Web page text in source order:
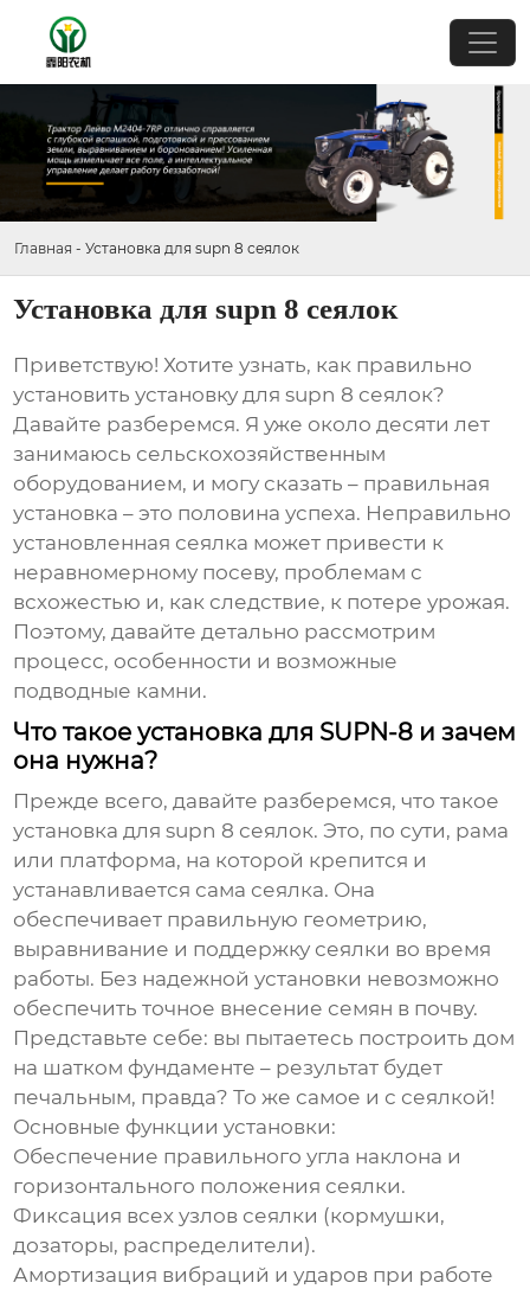
Главная - Установка для supn 8 сеялок
Установка для supn 8 сеялок
Приветствую! Хотите узнать, как правильно
установитьустановку для supn 8 сеялок?
Давайте разберемся. Я уже около десяти лет
занимаюсь сельскохозяйственным
оборудованием, и могу сказать – правильная
установка – это половина успеха. Неправильно
установленная сеялка может привести к
неравномерному посеву, проблемам с
всхожестью и, как следствие, к потере урожая.
Поэтому, давайте детально рассмотрим
процесс, особенности и возможные
подводные камни.
Что такое установка для SUPN-8 и зачем
она нужна?
Прежде всего, давайте разберемся, что такое
установка для supn 8 сеялок. Это, по сути, рама
или платформа, на которой крепится и
устанавливается сама сеялка. Она
обеспечивает правильную геометрию,
выравнивание и поддержку сеялки во время
работы. Без надежной установки невозможно
обеспечить точное внесение семян в почву.
Представьте себе: вы пытаетесь построить дом
на шатком фундаменте – результат будет
печальным, правда? То же самое и с сеялкой!
Основные функции установки:
Обеспечение правильного угла наклона и
горизонтального положения сеялки.
Фиксация всех узлов сеялки (кормушки,
дозаторы, распределители).
Амортизация вибраций и ударов при работе